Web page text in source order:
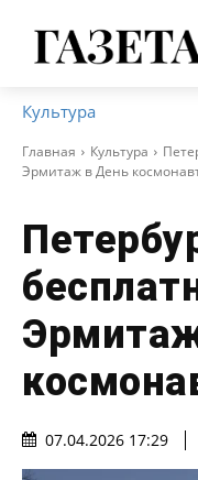
Культура
Главная Культура
Эрмитаж в День
07.04.2026 17:29